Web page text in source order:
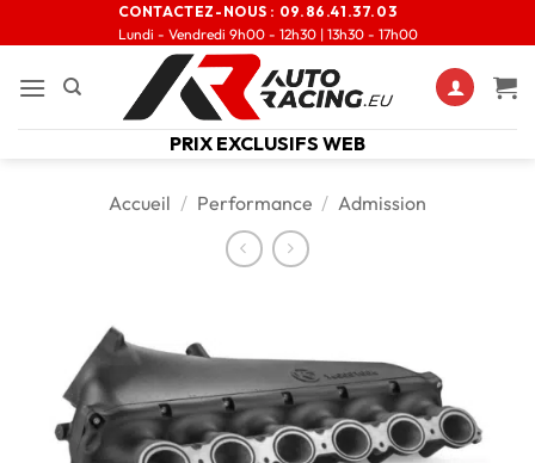
CONTACTEZ-NOUS : 09.86.41.37.03
Lundi - Vendredi 9h00 - 12h30 | 13h30 - 17h00
PRIX EXCLUSIFS WEB
Accueil / Performance / Admission